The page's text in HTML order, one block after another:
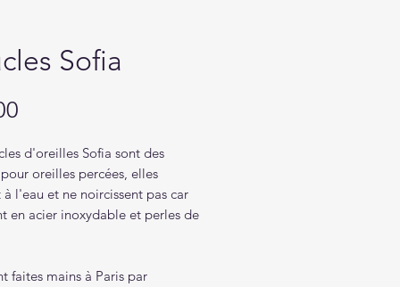
Sofia
d'oreilles Sofia sont des
oreilles percées, elles
à l'eau et ne noircissent pas car
en acier inoxydable et perles de
faites mains à Paris par